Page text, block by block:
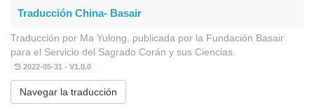
Traducción China- Basair
Traducción por Ma Yulong, publicada por la Fundación Basair
para el Servicio del Sagrado Corán y sus Ciencias.
2022-05-31 - V1.0.0
Navegar la traducción